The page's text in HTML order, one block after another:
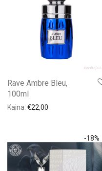
Rave Ambre Bleu,
100ml
Kaina: €22,00
-18%